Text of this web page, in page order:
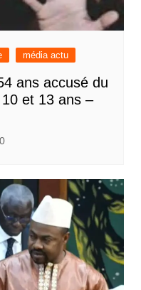
média actu
ans accusé du
et 13 ans –
0